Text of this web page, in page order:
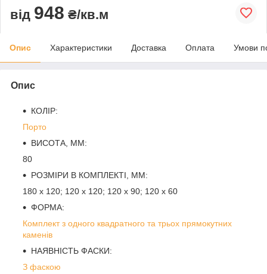
від 948 ₴/кв.м
Опис Характеристики Доставка Оплата Умови
Опис
КОЛІР:
Порто
ВИСОТА, ММ:
80
РОЗМІРИ В КОМПЛЕКТІ, ММ:
180 х 120; 120 х 120; 120 х 90; 120 х 60
ФОРМА:
Комплект з одного квадратного та трьох прямокутних
каменів
НАЯВНІСТЬ ФАСКИ:
З фаскою